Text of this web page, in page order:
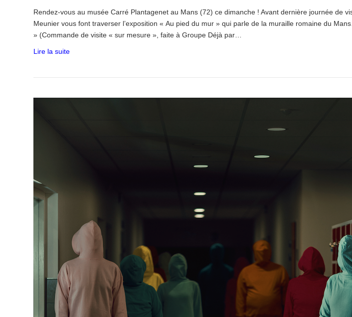
Rendez-vous au musée Carré Plantagenet au Mans (72) ce dimanche ! Avant dernière journée de
Meunier vous font traverser l’exposition « Au pied du mur » qui parle de la muraille romaine du
» (Commande de visite « sur mesure », faite à Groupe Déjà par…
Lire la suite